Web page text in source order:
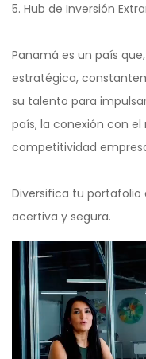
5. Hub de Inversión
Panamá es un país
estratégica,
su talento para
país, la conexión con
competitividad
Diversifica tu portafolio
acertiva y segura.